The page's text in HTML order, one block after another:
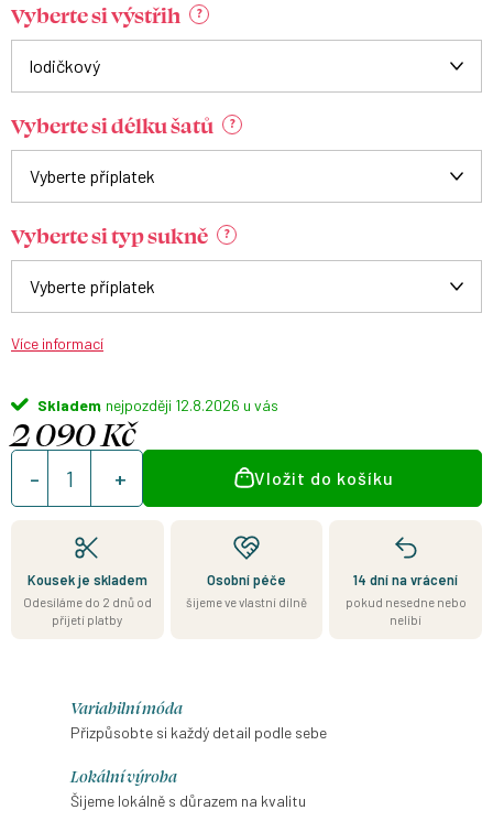
Vyberte si výstřih ?
Vyberte si délku šatů ?
Vyberte si typ sukně ?
Více informací
Skladem 12.8.2026
2 090 Kč
Měrná
cena:
Vložit do košíku
Kousek je skladem
Odesíláme do 2 dnů od
přijetí platby
Osobní péče
šijeme ve vlastní dílně
14 dní na vrácení
pokud nesedne nebo
nelíbí
Variabilní móda
Přizpůsobte si každý detail podle sebe
Lokální výroba
Šijeme lokálně s důrazem na kvalitu